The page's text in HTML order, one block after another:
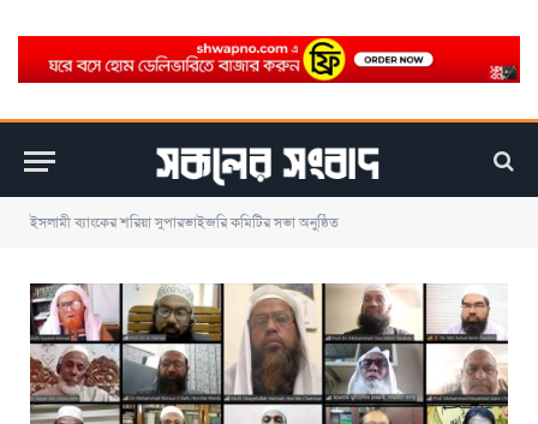
ইসলামী ব্যাংকের শরিয়া সুপারভাইজরি কমিটির সভা অনুষ্ঠিত